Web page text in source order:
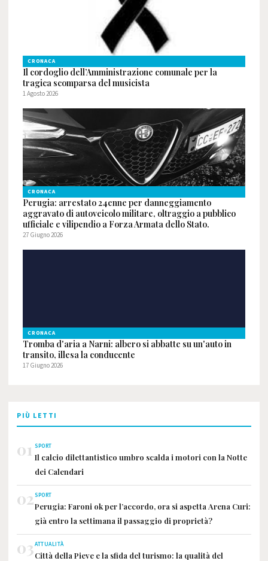
CRONACA
Il cordoglio dell’Amministrazione comunale per la
tragica scomparsa del musicista
1 Agosto 2026
CRONACA
Perugia: arrestato 24enne per danneggiamento
aggravato di autoveicolo militare, oltraggio a pubblico
ufficiale e vilipendio a Forza Armata dello Stato.
27 Giugno 2026
CRONACA
Tromba d'aria a Narni: albero si abbatte su un'auto in
transito, illesa la conducente
17 Giugno 2026
PIÙ LETTI
01 SPORT
Il calcio dilettantistico umbro scalda i motori con la Notte
dei Calendari
02SPORT
Perugia: Faroni ok per l’accordo, ora si aspetta Arena Curi:
già entro la settimana il passaggio di proprietà?
03ATTUALITÀ
Città della Pieve e la sfida del turismo: la qualità del